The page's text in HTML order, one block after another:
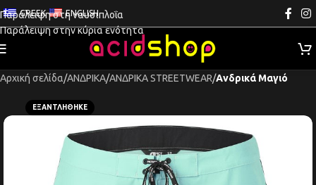
Παράλειψη στη ναυσιπλοΐα
Παράλειψη στην κύρια ενότητα
GREEK ENGLISH
Αρχική σελίδα ΑΝΔΡΙΚΑ ΑΝΔΡΙΚΑ STREETWEAR Ανδρικά Μαγιό
ΕΞΑΝΤΛΉΘΗΚΕ